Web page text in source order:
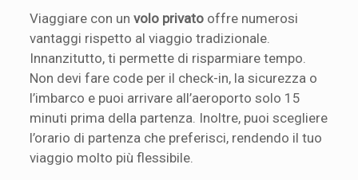
Viaggiare con unvolo privato offre numerosi
vantaggi rispetto al viaggio tradizionale.
Innanzitutto, ti permette di risparmiare tempo.
Non devi fare code per il check-in, la sicurezza o
l’imbarco e puoi arrivare all’aeroporto solo 15
minuti prima della partenza. Inoltre, puoi scegliere
l’orario di partenza che preferisci, rendendo il tuo
viaggio molto più flessibile.